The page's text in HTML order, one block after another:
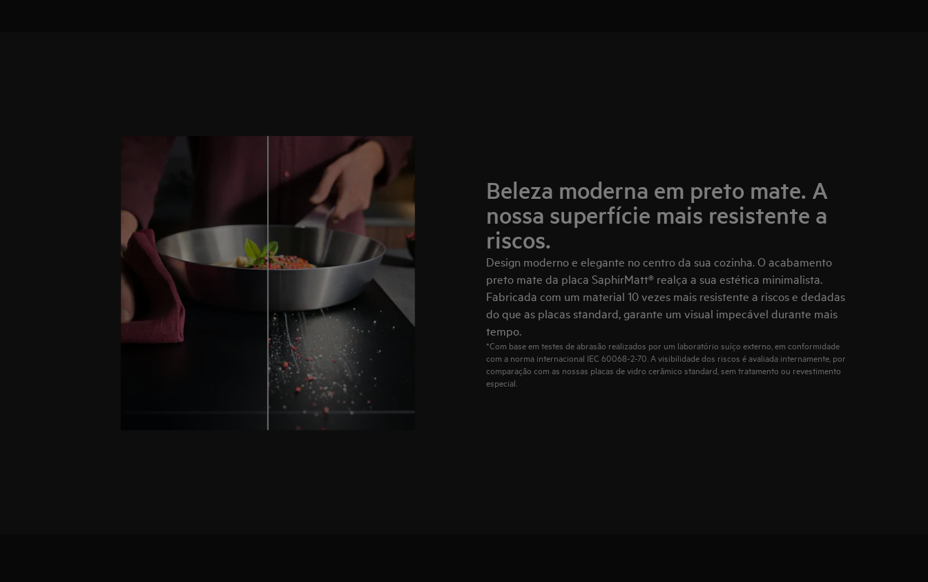
Beleza moderna em preto mate. A
nossa superfície mais resistente a
riscos.
Design moderno e elegante no centro da sua cozinha. O acabamento
preto mate da placa SaphirMatt® realça a sua estética minimalista.
Fabricada com um material 10 vezes mais resistente a riscos e dedadas
do que as placas standard, garante um visual impecável durante mais
tempo.
*Com base em testes de abrasão realizados por um laboratório suíço externo, em conformidade
com a norma internacional IEC 60068-2-70. A visibilidade dos riscos é avaliada internamente, por
comparação com as nossas placas de vidro cerâmico standard, sem tratamento ou revestimento
especial.